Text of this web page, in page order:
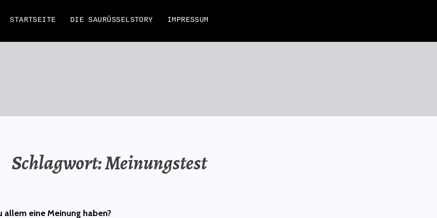
STARTSEITE DIE SAURÜSSELSTORY IMPRESSUM
Schlagwort:Meinungstest
allem eine Meinung haben?